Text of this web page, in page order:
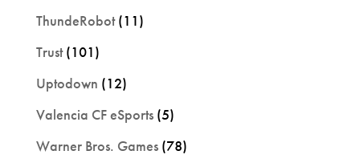
ThundeRobot(11)
Trust(101)
Uptodown (12)
Valencia CF eSports(5)
Warner Bros. Games(78)